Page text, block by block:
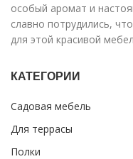
особый аромат и
славно потрудились,
для этой красивой
КАТЕГОРИИ
Садовая мебель
Для террасы
Полки